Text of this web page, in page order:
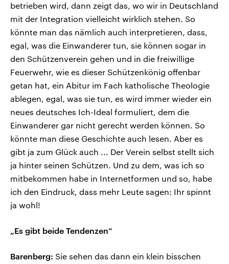
betrieben wird, dann zeigt das, wo wir in Deutschland
mit der Integration vielleicht wirklich stehen. So
könnte man das nämlich auch interpretieren, dass,
egal, was die Einwanderer tun, sie können sogar in
den Schützenverein gehen und in die freiwillige
Feuerwehr, wie es dieser Schützenkönig offenbar
getan hat, ein Abitur im Fach katholische Theologie
ablegen, egal, was sie tun, es wird immer wieder ein
neues deutsches Ich-Ideal formuliert, dem die
Einwanderer gar nicht gerecht werden können. So
könnte man diese Geschichte auch lesen. Aber es
gibt ja zum Glück auch ... Der Verein selbst stellt sich
ja hinter seinen Schützen. Und zu dem, was ich so
mitbekommen habe in Internetformen und so, habe
ich den Eindruck, dass mehr Leute sagen: Ihr spinnt
ja wohl!
„Es gibt beide Tendenzen“
Barenberg: Sie sehen das dann ein klein bisschen